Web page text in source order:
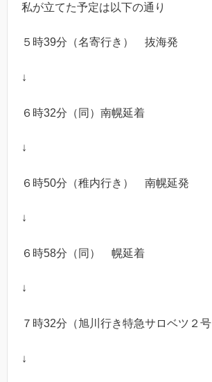
私が立てた予定は以下の通り
５時39分（名寄行き） 抜海発
↓
６時32分（同）南幌延着
↓
６時50分（稚内行き） 南幌延発
↓
６時58分（同） 幌延着
↓
７時32分（旭川行き特急サロベツ２
↓